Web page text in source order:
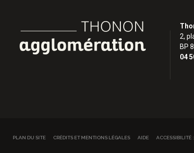
2,
BP
04
PLAN DU SITE CRÉDITS ET MENTIONS LÉGALES AIDE ACCESSIBILITÉ